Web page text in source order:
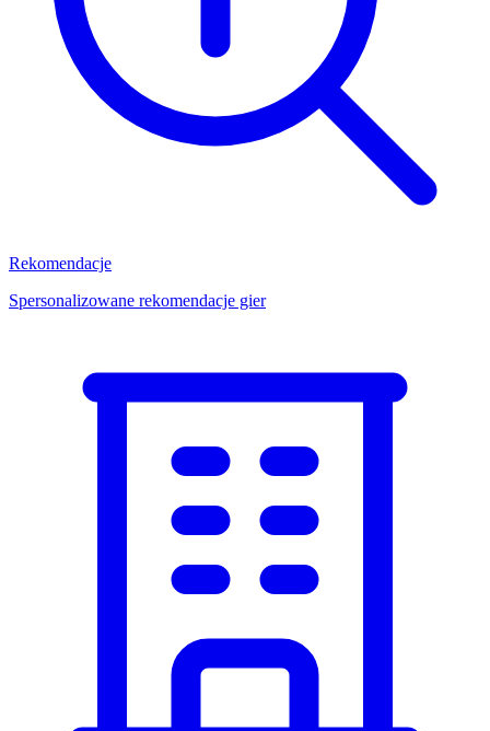
Rekomendacje
Spersonalizowane rekomendacje gier